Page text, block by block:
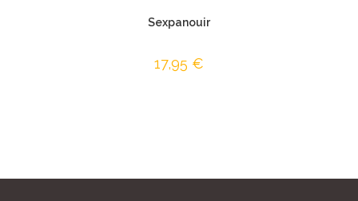
Sexpanouir
17,95 €